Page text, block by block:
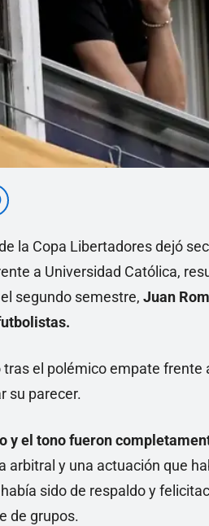
la Copa Libertadores dejó
a Universidad Católica,
segundo semestre, Juan
el polémico empate
su parecer.
y el tono fueron
arbitral y una actuación que
sido de respaldo y
de grupos.